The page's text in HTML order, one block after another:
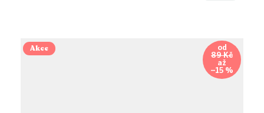
Akce
od
89 Kč
až
–15 %